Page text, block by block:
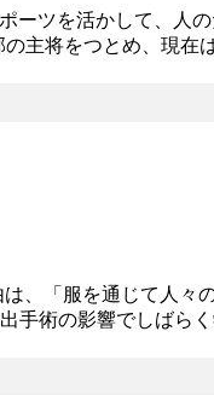
ーツを活かして、人
主将をつとめ、現
、「服を通じて人
手術の影響でしばら